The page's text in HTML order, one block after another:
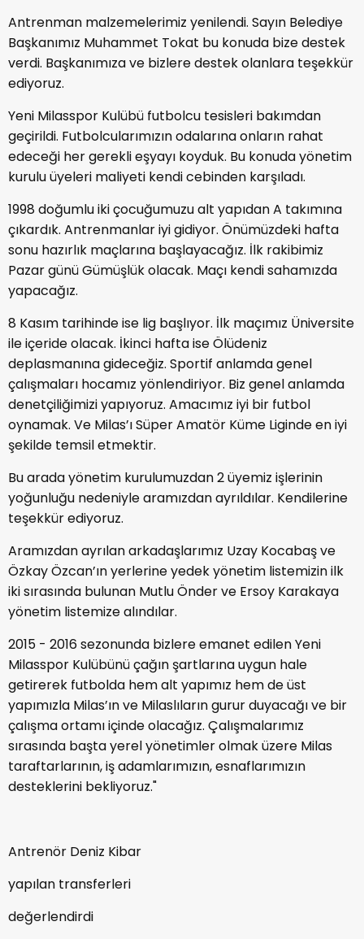
Antrenman malzemelerimiz yenilendi. Sayın Belediye
Başkanımız Muhammet Tokat bu konuda bize destek
verdi. Başkanımıza ve bizlere destek olanlara teşekkür
ediyoruz.
Yeni Milasspor Kulübü futbolcu tesisleri bakımdan
geçirildi. Futbolcularımızın odalarına onların rahat
edeceği her gerekli eşyayı koyduk. Bu konuda yönetim
kurulu üyeleri maliyeti kendi cebinden karşıladı.
1998 doğumlu iki çocuğumuzu alt yapıdan A takımına
çıkardık. Antrenmanlar iyi gidiyor. Önümüzdeki hafta
sonu hazırlık maçlarına başlayacağız. İlk rakibimiz
Pazar günü Gümüşlük olacak. Maçı kendi sahamızda
yapacağız.
8 Kasım tarihinde ise lig başlıyor. İlk maçımız Üniversite
ile içeride olacak. İkinci hafta ise Ölüdeniz
deplasmanına gideceğiz. Sportif anlamda genel
çalışmaları hocamız yönlendiriyor. Biz genel anlamda
denetçiliğimizi yapıyoruz. Amacımız iyi bir futbol
oynamak. Ve Milas’ı Süper Amatör Küme Liginde en iyi
şekilde temsil etmektir.
Bu arada yönetim kurulumuzdan 2 üyemiz işlerinin
yoğunluğu nedeniyle aramızdan ayrıldılar. Kendilerine
teşekkür ediyoruz.
Aramızdan ayrılan arkadaşlarımız Uzay Kocabaş ve
Özkay Özcan’ın yerlerine yedek yönetim listemizin ilk
iki sırasında bulunan Mutlu Önder ve Ersoy Karakaya
yönetim listemize alındılar.
2015 - 2016 sezonunda bizlere emanet edilen Yeni
Milasspor Kulübünü çağın şartlarına uygun hale
getirerek futbolda hem alt yapımız hem de üst
yapımızla Milas’ın ve Milaslıların gurur duyacağı ve bir
çalışma ortamı içinde olacağız. Çalışmalarımız
sırasında başta yerel yönetimler olmak üzere Milas
taraftarlarının, iş adamlarımızın, esnaflarımızın
desteklerini bekliyoruz."
Antrenör Deniz Kibar
yapılan transferleri
değerlendirdi